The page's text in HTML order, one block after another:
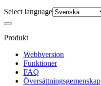
Select language
Produkt
Webbversion
Funktioner
FAQ
Översättningsgemenskap